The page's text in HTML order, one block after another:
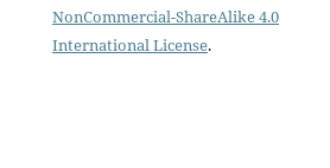
NonCommercial-ShareAlike 4.0
International License.